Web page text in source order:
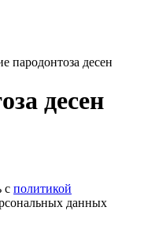
пародонтоза десен
десен
с политикой
данных